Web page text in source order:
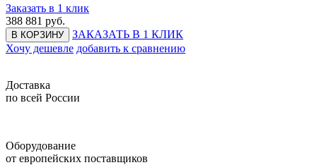
Заказать в 1 клик
388 881 руб.
В КОРЗИНУ
ЗАКАЗАТЬ В 1 КЛИК
Хочу дешевле добавить к сравнению
Доставка
по всей России
Оборудование
от европейских поставщиков